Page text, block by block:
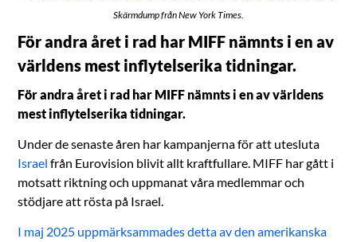
Skärmdump från New York Times.
För andra året i rad har MIFF nämnts i en av
världens mest inflytelserika tidningar.
För andra året i rad har MIFF nämnts i en av världens
mest inflytelserika tidningar.
Under de senaste åren har kampanjerna för att utesluta
Israel från Eurovision blivit allt kraftfullare. MIFF har gått i
motsatt riktning och uppmanat våra medlemmar och
stödjare att rösta på Israel.
I maj 2025 uppmärksammades detta av den amerikanska